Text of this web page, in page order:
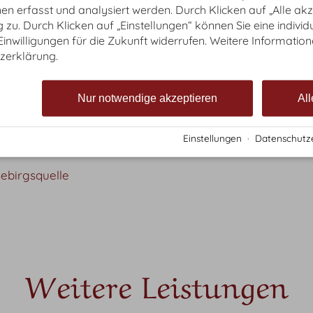
Medikamentenrückstände, Schwermetalle,
in unserem Trinkwasser nichts verloren und ich
zu gehen?
Partner gerne zur Seite und bin offen für Deine
Hersteller erklären, gerne kannst Du bei
von BBB
Weitere Leistungen
erfasst und analysiert werden. Durch Klicken auf „Alle
Durch Klicken auf „Einstellungen“ können Sie eine
für die Zukunft widerrufen. Weitere
Nur notwendige akzeptieren
Einstellungen ·